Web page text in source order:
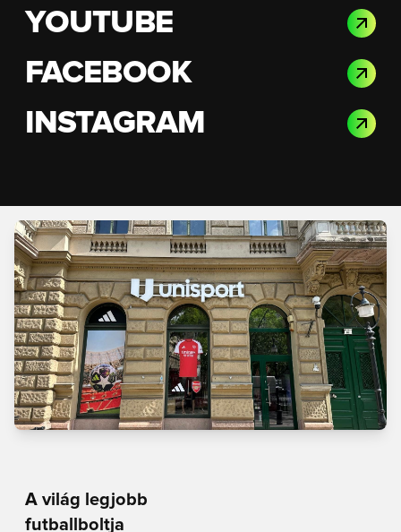
YOUTUBE
FACEBOOK
INSTAGRAM
A világ legjobb
futballboltja